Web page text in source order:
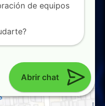
Abrir chat
de equipos